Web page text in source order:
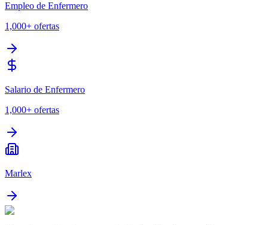
Empleo de Enfermero
1,000+ ofertas
Salario de Enfermero
1,000+ ofertas
Marlex